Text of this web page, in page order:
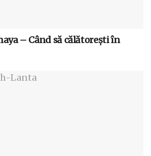
– Când să călătorești în